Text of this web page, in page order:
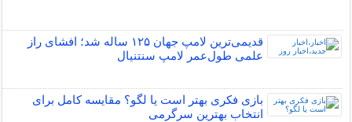
قدیمی‌ترین لامپ جهان ۱۲۵ ساله شد؛ افشای راز
علمی طول‌عمر لامپ سنتنیال
بازی فکری بهتر است یا لگو؟ مقایسه کامل برای
انتخاب بهترین سرگرمی